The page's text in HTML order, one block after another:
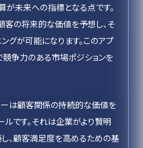
が未来への指標となる点です。
客の将来的な価値を予想し、そ
グが可能になります。このアプ
争力のある市場ポジションを
ーは顧客関係の持続的な価値を
です。それは企業がより賢明
、顧客満足度を高めるための基